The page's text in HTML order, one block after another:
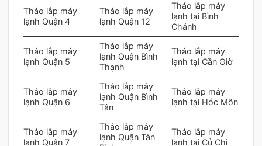
Tháo lắp máy
lạnh Quận 4
Tháo lắp máy
lạnh Quận 12
Tháo lắp máy
lạnh tại Bình
Chánh
Tháo lắp máy
lạnh Quận 5
Tháo lắp máy
lạnh Quận Bình
Thạnh
Tháo lắp máy
lạnh tại Cần Giờ
Tháo lắp máy
lạnh Quận 6
Tháo lắp máy
lạnh Quận Bình
Tân
Tháo lắp máy
lạnh tại Hóc Môn
Tháo lắp máy
lạnh Quận 7
Tháo lắp máy
lạnh Quận Tân
Tháo lắp máy
lạnh tại Củ Chi